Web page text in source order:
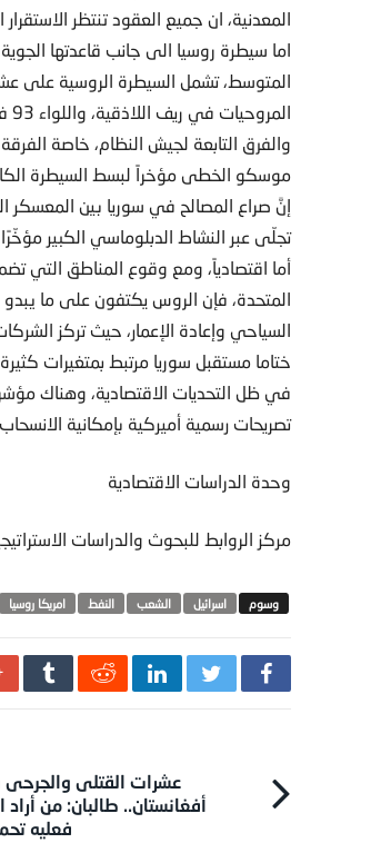
المعدنية، ان جميع العقود تنتظر
اما سيطرة روسيا الى جانب قاعدتها
المتوسط، تشمل السيطرة الروسية على
موسكو الخطى مؤخراً لبسط السيطرة
إنَّ صراع المصالح في سوريا بين
تجلّى عبر النشاط الدبلوماسي الكبير
أما اقتصادياً، ومع وقوع المناطق التي
المتحدة، فإن الروس يكتفون على ما يبدو
السياحي وإعادة الإعمار، حيث تركز
ختاما مستقبل سوريا مرتبط بمتغيرات
في ظل التحديات الاقتصادية، وهناك
تصريحات رسمية أميركية بإمكانية
وحدة الدراسات الاقتصادية
مركز الروابط للبحوث والدراسات
اسرائيل الشعب النفط امريكا روسيا
عشرات القتلى والجرحى
أفغانستان.. طالبان: من أراد
فعليه